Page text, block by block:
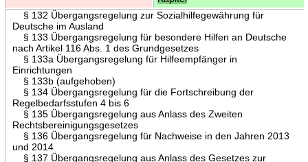
§ 132 Übergangsregelung zur Sozialhilfegewährung für
Deutsche im Ausland
§ 133 Übergangsregelung für besondere Hilfen an Deutsche
nach Artikel 116 Abs. 1 des Grundgesetzes
§ 133a Übergangsregelung für Hilfeempfänger in
Einrichtungen
§ 133b (aufgehoben)
§ 134 Übergangsregelung für die Fortschreibung der
Regelbedarfsstufen 4 bis 6
§ 135 Übergangsregelung aus Anlass des Zweiten
Rechtsbereinigungsgesetzes
§ 136 Übergangsregelung für Nachweise in den Jahren 2013
und 2014
§ 137 Übergangsregelung aus Anlass des Gesetzes zur